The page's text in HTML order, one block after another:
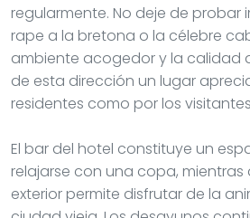
regularmente. No deje de probar
rape a la bretona o la célebre
ambiente acogedor y la calidad
de esta dirección un lugar
residentes como por los
El bar del hotel constituye un
relajarse con una copa, mientras
exterior permite disfrutar de la